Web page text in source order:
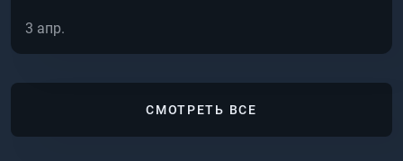
3 апр.
СМОТРЕТЬ ВСЕ